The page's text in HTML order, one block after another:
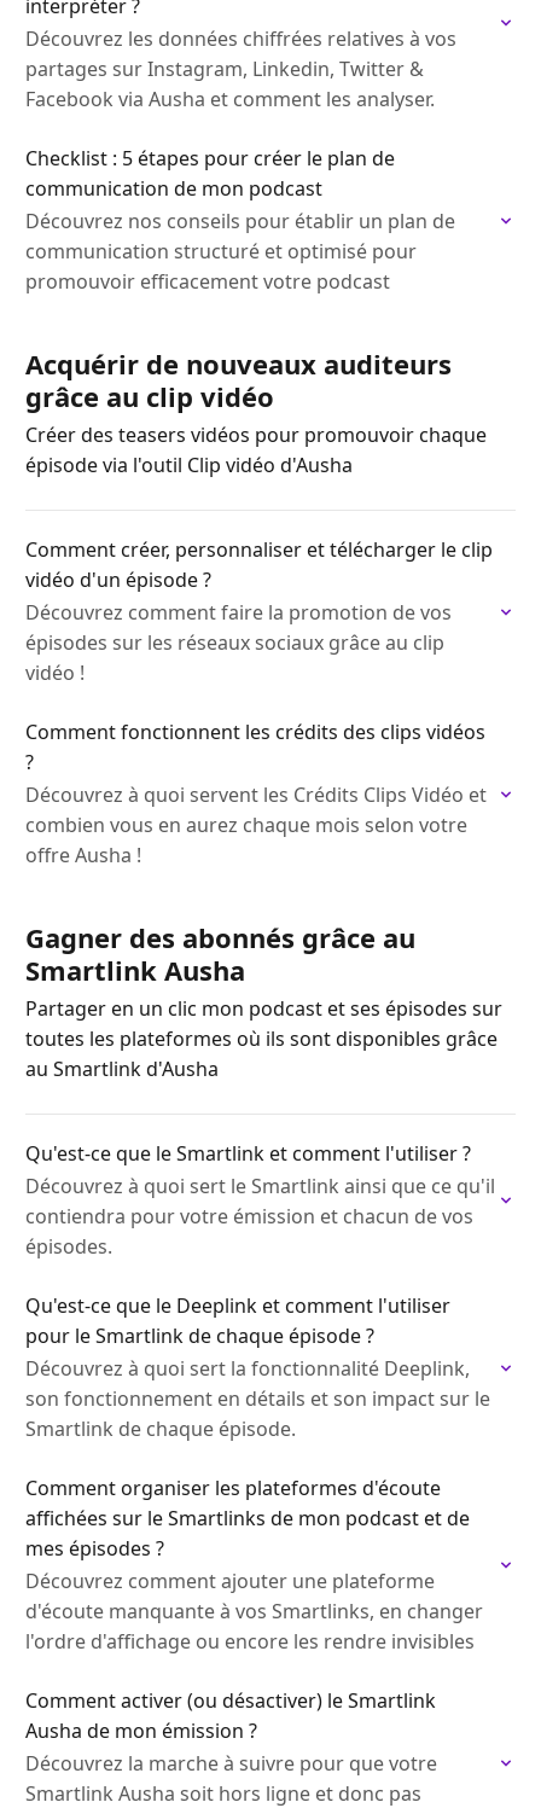
interpréter ?
Découvrez les données chiffrées relatives à vos
partages sur Instagram, Linkedin, Twitter &
Facebook via Ausha et comment les analyser.
Checklist : 5 étapes pour créer le plan de
communication de mon podcast
Découvrez nos conseils pour établir un plan de
communication structuré et optimisé pour
promouvoir efficacement votre podcast
Acquérir de nouveaux auditeurs
grâce au clip vidéo
Créer des teasers vidéos pour promouvoir chaque
épisode via l'outil Clip vidéo d'Ausha
Comment créer, personnaliser et télécharger le clip
vidéo d'un épisode ?
Découvrez comment faire la promotion de vos
épisodes sur les réseaux sociaux grâce au clip
vidéo !
Comment fonctionnent les crédits des clips vidéos
?
Découvrez à quoi servent les Crédits Clips Vidéo et
combien vous en aurez chaque mois selon votre
offre Ausha !
Gagner des abonnés grâce au
Smartlink Ausha
Partager en un clic mon podcast et ses épisodes sur
toutes les plateformes où ils sont disponibles grâce
au Smartlink d'Ausha
Qu'est-ce que le Smartlink et comment l'utiliser ?
Découvrez à quoi sert le Smartlink ainsi que ce qu'il
contiendra pour votre émission et chacun de vos
épisodes.
Qu'est-ce que le Deeplink et comment l'utiliser
pour le Smartlink de chaque épisode ?
Découvrez à quoi sert la fonctionnalité Deeplink,
son fonctionnement en détails et son impact sur le
Smartlink de chaque épisode.
Comment organiser les plateformes d'écoute
affichées sur le Smartlinks de mon podcast et de
mes épisodes ?
Découvrez comment ajouter une plateforme
d'écoute manquante à vos Smartlinks, en changer
l'ordre d'affichage ou encore les rendre invisibles
Comment activer (ou désactiver) le Smartlink
Ausha de mon émission ?
Découvrez la marche à suivre pour que votre
Smartlink Ausha soit hors ligne et donc pas